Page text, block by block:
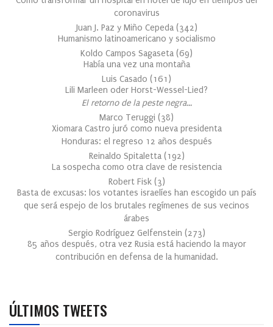
coronavirus
Juan J. Paz y Miño Cepeda (342)
Humanismo latinoamericano y socialismo
Koldo Campos Sagaseta (69)
Había una vez una montaña
Luis Casado (161 )
Lili Marleen oder Horst-Wessel-Lied?
El retorno de la peste negra…
Marco Teruggi (38)
Xiomara Castro juró como nueva presidenta
Honduras: el regreso 12 años después
Reinaldo Spitaletta (192)
La sospecha como otra clave de resistencia
Robert Fisk (3)
Basta de excusas: los votantes israelíes han escogido un país
que será espejo de los brutales regímenes de sus vecinos
árabes
Sergio Rodríguez Gelfenstein (273)
85 años después, otra vez Rusia está haciendo la mayor
contribución en defensa de la humanidad.
ÚLTIMOS TWEETS